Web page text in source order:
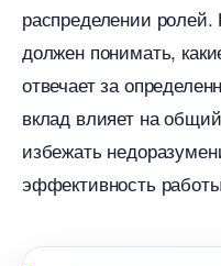
распределении
должен понимать,
отвечает за
клад влияет на
избежать
эффективность